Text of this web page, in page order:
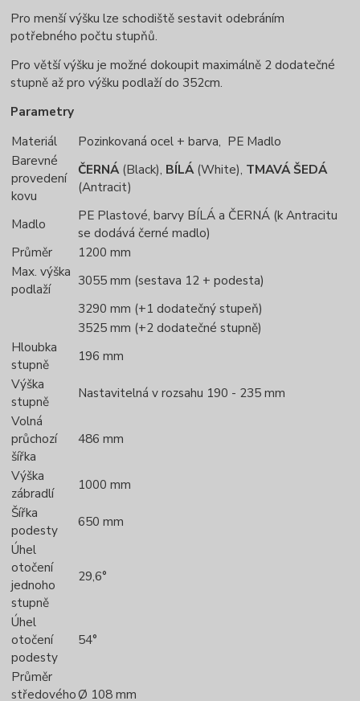
Pro menší výšku lze schodiště sestavit odebráním
potřebného počtu stupňů.
Pro větší výšku je možné dokoupit maximálně 2 dodatečné
stupně až pro výšku podlaží do 352cm.
Parametry
Materiál
Pozinkovaná ocel + barva, PE Madlo
Barevné
provedení
kovu
ČERNÁ(Black), BÍLÁ(White), TMAVÁ ŠEDÁ
(Antracit)
Madlo
PE Plastové, barvy BÍLÁ a ČERNÁ (k Antracitu
se dodává černé madlo)
Průměr
1200 mm
Max. výška
podlaží
3055 mm (sestava 12 + podesta)
3290 mm (+1 dodatečný stupeň)
3525 mm (+2 dodatečné stupně)
Hloubka
stupně
196 mm
Výška
stupně
Nastavitelná v rozsahu 190 - 235 mm
Volná
průchozí
šířka
486 mm
Výška
zábradlí
1000 mm
Šířka
podesty
650 mm
Úhel
otočení
jednoho
stupně
29,6°
Úhel
otočení
podesty
54°
Průměr
středovéhoØ 108 mm